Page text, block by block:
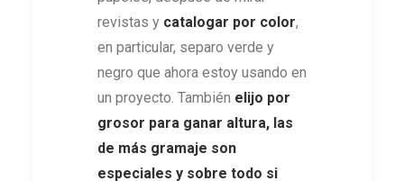
revistas y catalogar por color,
en particular, separo verde y
negro que ahora estoy usando en
un proyecto. También elijo por
grosor para ganar altura, las
de más gramaje son
especiales y sobre todo si